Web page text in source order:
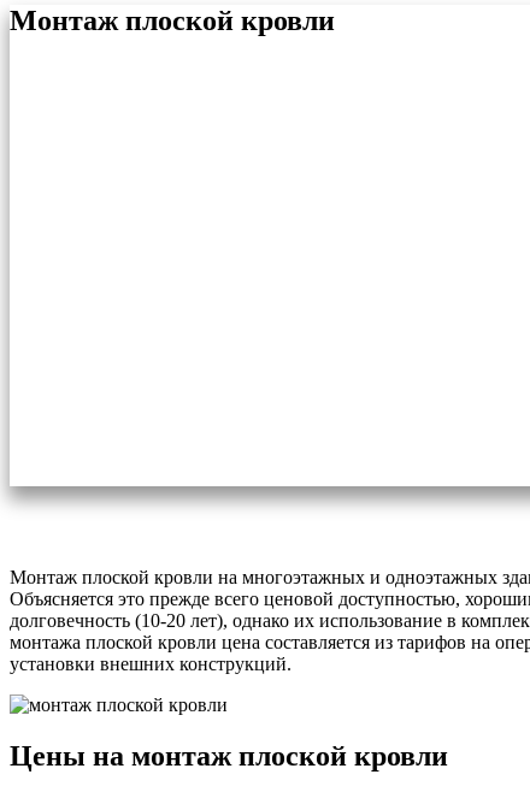
Монтаж плоской кровли
Монтаж плоской кровли на многоэтажных и одноэтажных
Объясняется это прежде всего ценовой доступностью,
долговечность (10-20 лет), однако их использование в
монтажа плоской кровли цена составляется из тарифов на
установки внешних конструкций.
Цены на монтаж плоской кровли